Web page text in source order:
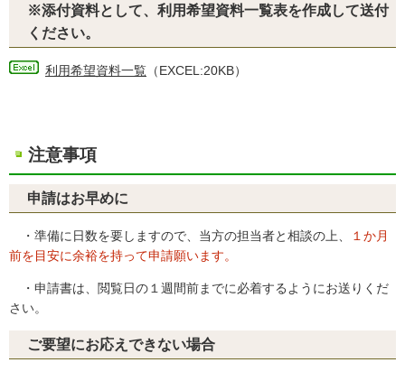
※添付資料として、利用希望資料一覧表を作成して送付
ください。
利用希望資料一覧 （EXCEL:20KB）
注意事項
申請はお早めに
・準備に日数を要しますので、当方の担当者と相談の上、
１か月
前を目安に余裕を持って申請願います。
・申請書は、閲覧日の１週間前までに必着するようにお送りくだ
さい。
ご要望にお応えできない場合